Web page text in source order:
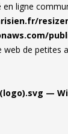
ligne
web de petites